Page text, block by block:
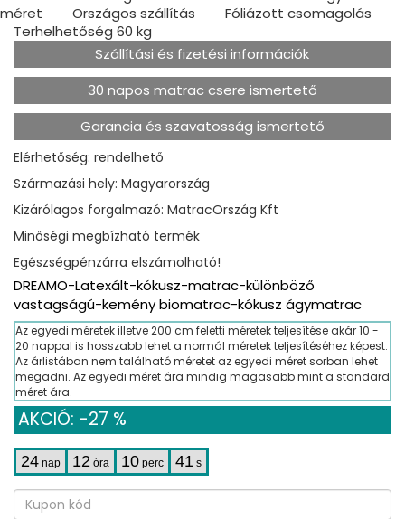
méret
Országos szállítás
Fóliázott csomagolás
Terhelhetőség 60 kg
Szállítási és fizetési információk
30 napos matrac csere ismertető
Garancia és szavatosság ismertető
Elérhetőség: rendelhető
Származási hely: Magyarország
Kizárólagos forgalmazó: MatracOrszág Kft
Minőségi megbízható termék
Egészségpénzárra elszámolható!
DREAMO-Latexált-kókusz-matrac-különböző
vastagságú-kemény biomatrac-kókusz ágymatrac
Az egyedi méretek illetve 200 cm feletti méretek teljesítése akár 10 -
20 nappal is hosszabb lehet a normál méretek teljesítéséhez képest.
Az árlistában nem található méretet az egyedi méret sorban lehet
megadni. Az egyedi méret ára mindig magasabb mint a standard
méret ára.
AKCIÓ: -27 %
24 nap 12 óra 10 perc 40 s